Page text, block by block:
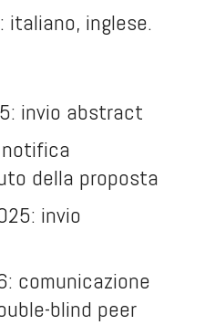
inglese.
invio abstract
della proposta
invio
comunicazione
blind peer